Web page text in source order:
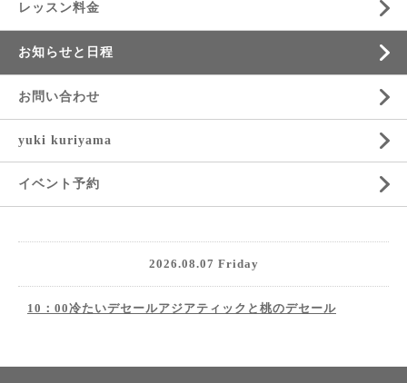
レッスン料金
お知らせと日程
お問い合わせ
yuki kuriyama
イベント予約
2026.08.07 Friday
10：00冷たいデセールアジアティックと桃のデセール